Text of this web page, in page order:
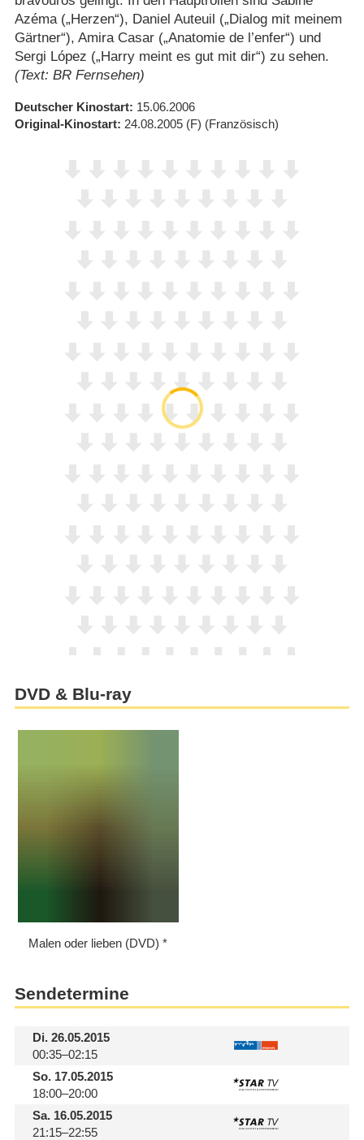
Azéma („Herzen“), Daniel Auteuil („Dialog mit meinem
Gärtner“), Amira Casar („Anatomie de l’enfer“) und
Sergi López („Harry meint es gut mit dir“) zu sehen.
(Text: BR Fernsehen)
Deutscher Kinostart 15.06.2006
Original-Kinostart 24.08.2005 (F) (Französisch)
DVD & Blu-ray
Malen oder lieben (DVD)
Sendetermine
Di.26.05.2015
00:35–02:15
So.17.05.2015
18:00–20:00
Sa.16.05.2015
21:15–22:55